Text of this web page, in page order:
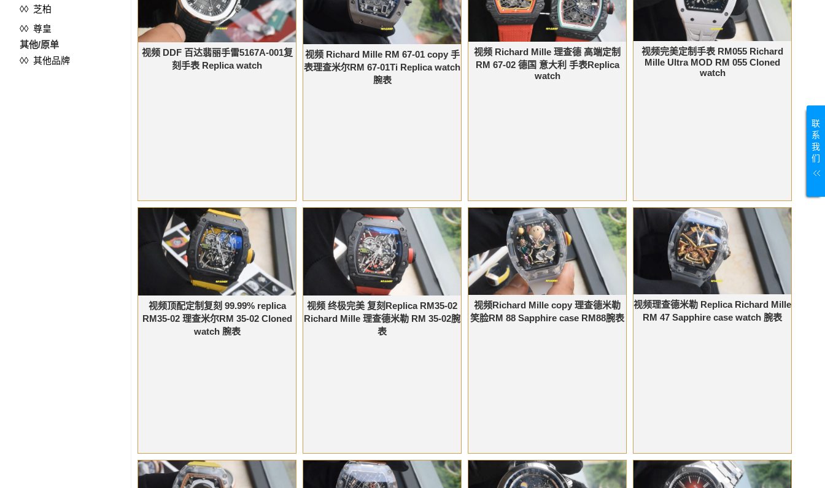
◊◊ 芝柏
◊◊ 尊皇
其他/原单
◊◊ 其他品牌
视频 DDF 百达翡丽手雷5167A-001复
刻手表 Replica watch
视频 Richard Mille RM 67-01 copy 手
表理查米尔RM 67-01Ti Replica watch
腕表
视频 Richard Mille 理查德 高端定制
RM 67-02 德国 意大利 手表Replica
watch
视频完美定制手表 RM055 Richard
Mille Ultra MOD RM 055 Cloned
watch
视频顶配定制复刻 99.99% replica
RM35-02 理查米尔RM 35-02 Cloned
watch 腕表
视频 终极完美 复刻Replica RM35-02
Richard Mille 理查德米勒 RM 35-02腕
表
视频Richard Mille copy 理查德米勒
笑脸RM 88 Sapphire case RM88腕表
视频理查德米勒 Replica Richard Mille
RM 47 Sapphire case watch 腕表
联
系
我
们